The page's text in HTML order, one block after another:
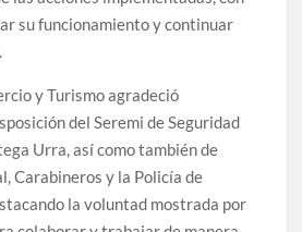
su funcionamiento y continuar
y Turismo agradeció
del Seremi de Seguridad
Urra, así como también de
Carabineros y la Policía de
la voluntad mostrada por